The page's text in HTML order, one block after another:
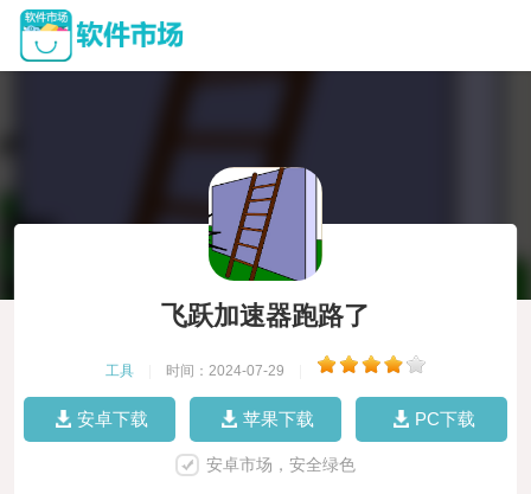
飞跃加速器跑路了
工具 时间：2024-07-29
安卓下载 苹果下载 PC下载
安卓市场，安全绿色